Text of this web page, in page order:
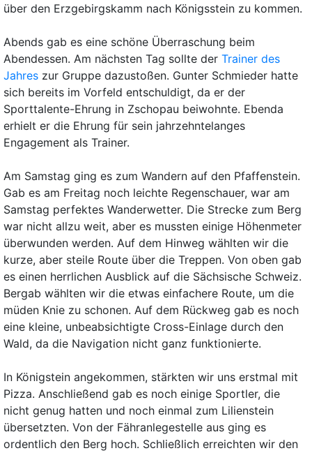
über den Erzgebirgskamm nach Königsstein zu kommen.
Abends gab es eine schöne Überraschung beim
Abendessen. Am nächsten Tag sollte der Trainer des
Jahreszur Gruppe dazustoßen. Gunter Schmieder hatte
sich bereits im Vorfeld entschuldigt, da er der
Sporttalente-Ehrung in Zschopau beiwohnte. Ebenda
erhielt er die Ehrung für sein jahrzehntelanges
Engagement als Trainer.
Am Samstag ging es zum Wandern auf den Pfaffenstein.
Gab es am Freitag noch leichte Regenschauer, war am
Samstag perfektes Wanderwetter. Die Strecke zum Berg
war nicht allzu weit, aber es mussten einige Höhenmeter
überwunden werden. Auf dem Hinweg wählten wir die
kurze, aber steile Route über die Treppen. Von oben gab
es einen herrlichen Ausblick auf die Sächsische Schweiz.
Bergab wählten wir die etwas einfachere Route, um die
müden Knie zu schonen. Auf dem Rückweg gab es noch
eine kleine, unbeabsichtigte Cross-Einlage durch den
Wald, da die Navigation nicht ganz funktionierte.
In Königstein angekommen, stärkten wir uns erstmal mit
Pizza. Anschließend gab es noch einige Sportler, die
nicht genug hatten und noch einmal zum Lilienstein
übersetzten. Von der Fähranlegestelle aus ging es
ordentlich den Berg hoch. Schließlich erreichten wir den